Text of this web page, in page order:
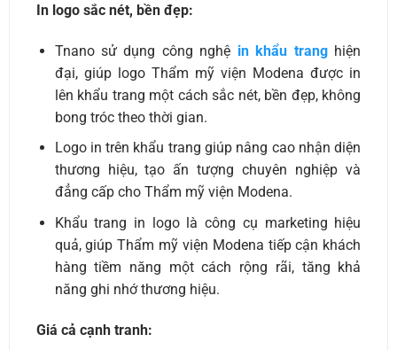
In logo sắc nét, bền đẹp:
Tnano sử dụng công nghệ in khẩu tranghiện
đại, giúp logo Thẩm mỹ viện Modena được in
lên khẩu trang một cách sắc nét, bền đẹp, không
bong tróc theo thời gian.
Logo in trên khẩu trang giúp nâng cao nhận diện
thương hiệu, tạo ấn tượng chuyên nghiệp và
đẳng cấp cho Thẩm mỹ viện Modena.
Khẩu trang in logo là công cụ marketing hiệu
quả, giúp Thẩm mỹ viện Modena tiếp cận khách
hàng tiềm năng một cách rộng rãi, tăng khả
năng ghi nhớ thương hiệu.
Giá cả cạnh tranh: